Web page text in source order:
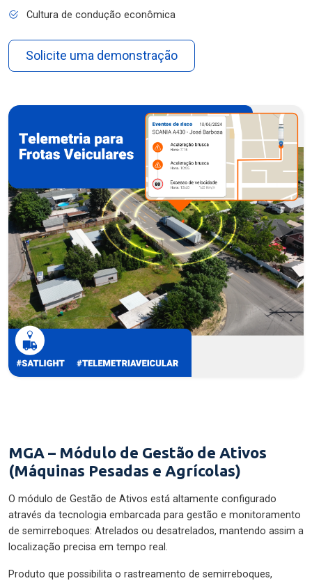
Cultura de condução econômica
Solicite uma demonstração
MGA – Módulo de Gestão de Ativos
(Máquinas Pesadas e Agrícolas)
O módulo de Gestão de Ativos está altamente configurado
através da tecnologia embarcada para gestão e monitoramento
de semirreboques: Atrelados ou desatrelados, mantendo assim a
localização precisa em tempo real.
Produto que possibilita o rastreamento de semirreboques,